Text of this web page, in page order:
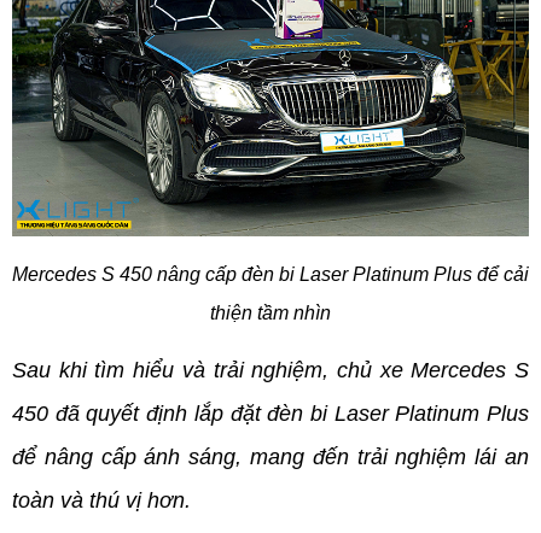
Mercedes S 450 nâng cấp đèn bi Laser Platinum Plus để cải
thiện tầm nhìn
Sau khi tìm hiểu và trải nghiệm, chủ xe Mercedes S
450 đã quyết định lắp đặt đèn bi Laser Platinum Plus
để nâng cấp ánh sáng, mang đến trải nghiệm lái an
toàn và thú vị hơn.